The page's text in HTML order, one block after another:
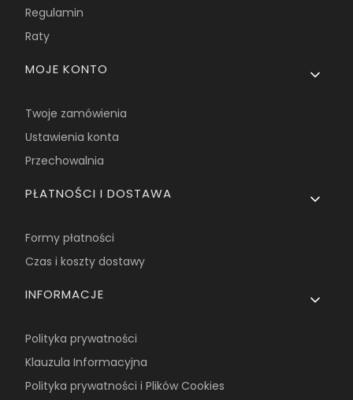
Regulamin
Raty
MOJE KONTO
Twoje zamówienia
Ustawienia konta
Przechowalnia
PŁATNOŚCI I DOSTAWA
Formy płatności
Czas i koszty dostawy
INFORMACJE
Polityka prywatności
Klauzula Informacyjna
Polityka prywatności i Plików Cookies